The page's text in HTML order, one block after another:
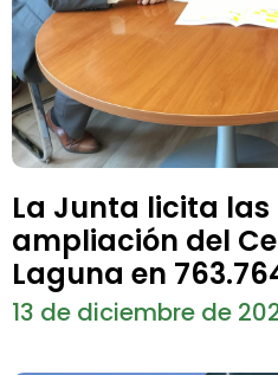
La Junta licita las
ampliación del
Laguna en
13 de diciembre de